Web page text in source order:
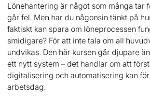
Lönehantering är något som många tar
går fel. Men har du någonsin tänkt på
faktiskt kan spara om löneprocessen
smidigare? För att inte tala om all
undvikas. Den här kursen går djupare
ett nytt system – det handlar om att
digitalisering och automatisering kan
arbetsdag.